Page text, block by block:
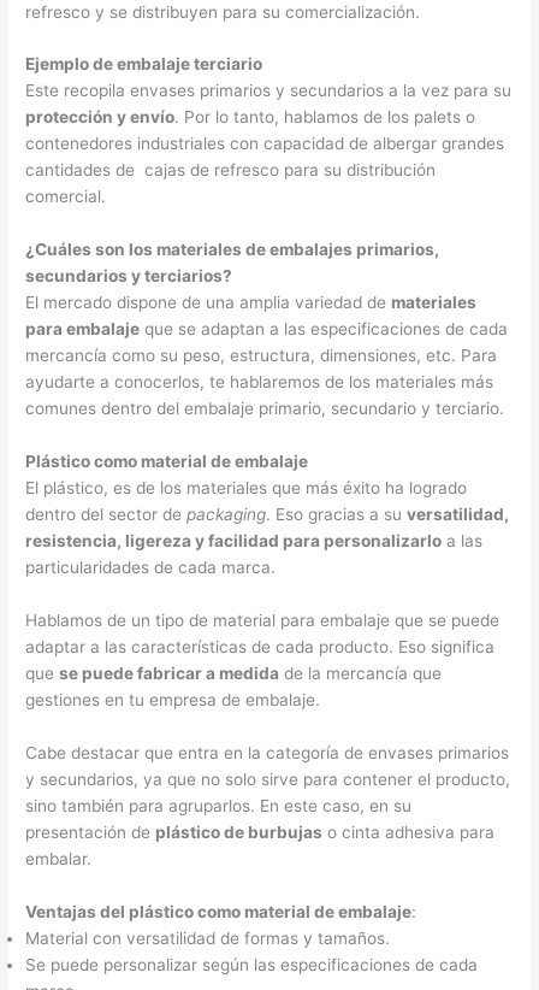
refresco y se distribuyen para su comercialización.
Ejemplo de embalaje terciario
Este recopila envases primarios y secundarios a la vez para su
protección y envío. Por lo tanto, hablamos de los palets o
contenedores industriales con capacidad de albergar grandes
cantidades de cajas de refresco para su distribución
comercial.
¿Cuáles son los materiales de embalajes primarios,
secundarios y terciarios?
El mercado dispone de una amplia variedad de materiales
para embalaje que se adaptan a las especificaciones de cada
mercancía como su peso, estructura, dimensiones, etc. Para
ayudarte a conocerlos, te hablaremos de los materiales más
comunes dentro del embalaje primario, secundario y terciario.
Plástico como material de embalaje
El plástico, es de los materiales que más éxito ha logrado
dentro del sector depackaging. Eso gracias a suversatilidad,
resistencia, ligereza y facilidad para personalizarlo a las
particularidades de cada marca.
Hablamos de un tipo de material para embalaje que se puede
adaptar a las características de cada producto. Eso significa
quese puede fabricar a medida de la mercancía que
gestiones en tu empresa de embalaje.
Cabe destacar que entra en la categoría de envases primarios
y secundarios, ya que no solo sirve para contener el producto,
sino también para agruparlos. En este caso, en su
presentación de plástico de burbujas o cinta adhesiva para
embalar.
Ventajas del plástico como material de embalaje:
Material con versatilidad de formas y tamaños.
Se puede personalizar según las especificaciones de cada